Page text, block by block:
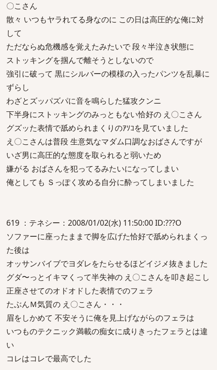
〇こさん
散々 いつもヤラれてる身なのに この日は高圧的な俺に対
して
ただならぬ危機感を覚えたみたいで 段々半泣き状態に
ストッキングを掴んで離そうとしないので
強引に破って 黒にシルバーの模様の入ったパンツを乱暴に
ずらし
わざとズッパズパに音を鳴らした猛攻クンニ
下半身にストッキングのみっともない恰好の え〇こさん
グズッた表情で舐められまくりのｱｿｺを見ていました
え〇こさんは普段 生意気なマダム口調なおばさんですが
いざ男に高圧的な態度を取られると弱いため
嫌がる おばさんを犯ってるみたいになってしまい
俺としても Ｓっぽく攻める自分に酔ってしまいました
619 ：テネシー：2008/01/02(水) 11:50:00 ID:???O
ソファーに座ったままで脚を広げた恰好で舐められまくっ
た後は
オッサンバイブでヨダレをたらせるほどイジメ抜きました
グダ〜っとイキマくって半失神の え〇こさんを叩き起こし
正座させてのオドオドした表情でのフェラ
たぶんＭ気質の え〇こさん・・・
眉をしかめて 不安そうに俺を見上げながらのフェラは
いつものテクニック満載の痴女に成りきったフェラとは違
い
コレはコレで最高でした